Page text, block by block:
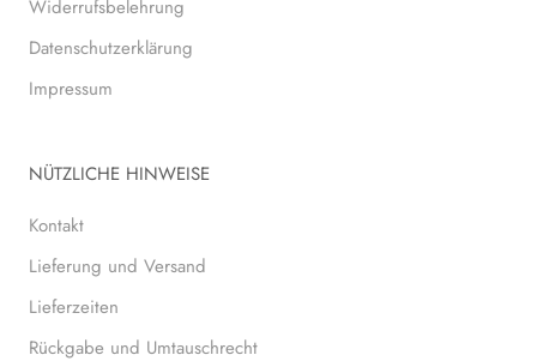
Widerrufsbelehrung
Datenschutzerklärung
Impressum
NÜTZLICHE HINWEISE
Kontakt
Lieferung und Versand
Lieferzeiten
Rückgabe und Umtauschrecht